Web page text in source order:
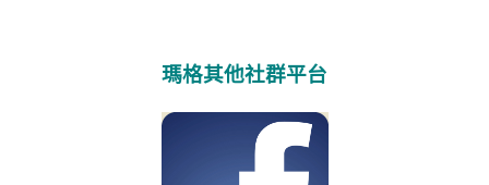
瑪格其他社群平台